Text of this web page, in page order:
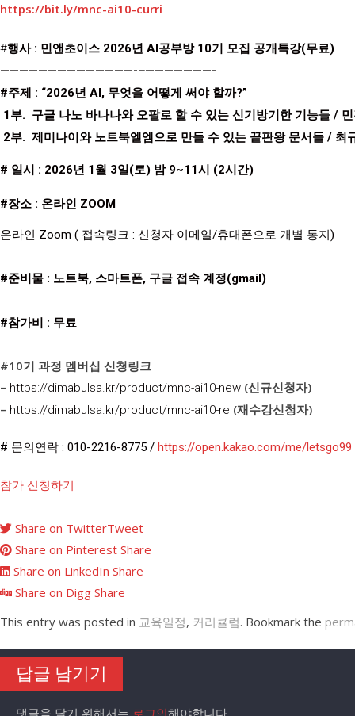
https://bit.ly/mnc-ai10-curri
#행사 : 민앤초이스 2026년 AI공부방 10기 모집 공개특강(무료)
——————————————-–———————-
#주제 : “2026년 AI, 무엇을 어떻게 써야 할까?”
1부. 구글 나노 바나나와 오팔로 할 수 있는 신기방기한 기능들 /
2부. 제미나이와 노트북엘엠으로 만들 수 있는 끝판왕 문서들 / 최
# 일시 : 2026년 1월 3일(토) 밤 9~11시 (2시간)
#장소 : 온라인 ZOOM
온라인 Zoom ( 접속링크 : 신청자 이메일/휴대폰으로 개별 통지)
#준비물 : 노트북, 스마트폰, 구글 접속 계정(gmail)
#참가비 : 무료
#10기 과정 멤버십 신청링크
– https://dimabulsa.kr/product/mnc-ai10-new (신규신청자)
– https://dimabulsa.kr/product/mnc-ai10-re (재수강신청자)
# 문의연락 : 010-2216-8775 / https://open.kakao.com/me/letsgo99
참가 신청하기
Share on TwitterTweet
Share on Pinterest Share
Share on LinkedIn Share
Share on Digg Share
This entry was posted in 교육일정, 커리큘럼. Bookmark the
답글 남기기